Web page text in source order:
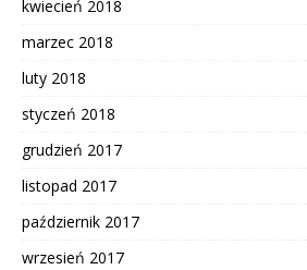
kwiecień 2018
marzec 2018
luty 2018
styczeń 2018
grudzień 2017
listopad 2017
październik 2017
wrzesień 2017